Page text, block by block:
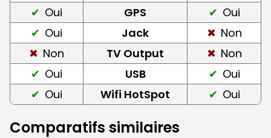
Oui
GPS
Oui
Oui
Jack
Non
Non
TV Output
Non
Oui
USB
Oui
Oui
Wifi HotSpot Oui
Comparatifs similaires